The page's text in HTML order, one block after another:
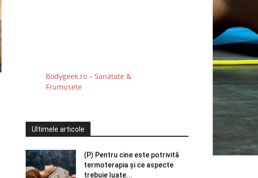
Bodygeek.ro – Sanatate &
Frumusete
Ultimele articole
(P) Pentru cine este potrivită
termoterapia și ce aspecte
trebuie luate...